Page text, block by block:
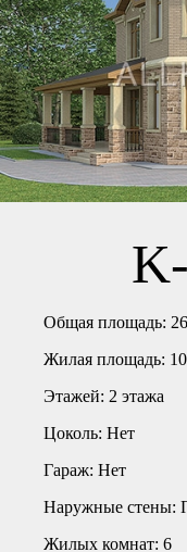
Общая площадь:
Жилая площадь:
Этажей: 2 этажа
Цоколь: Нет
Гараж: Нет
Наружные стены:
Жилых комнат: 6